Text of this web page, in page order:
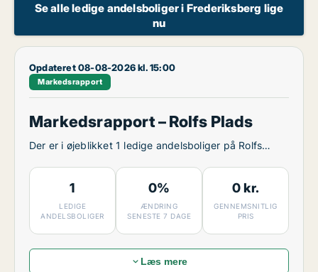
Se alle ledige andelsboliger i Frederiksberg lige
nu
Opdateret 08-08-2026 kl. 15:00
Markedsrapport
Markedsrapport – Rolfs Plads
Der er i øjeblikket 1 ledige andelsboliger på Rolfs
1
LEDIGE
ANDELSBOLIGER
0%
ÆNDRING
SENESTE 7 DAGE
0 kr.
GENNEMSNITLIG
PRIS
Læs mere